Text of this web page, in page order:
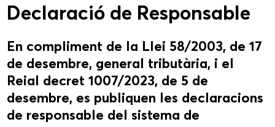
Declaració de Responsable
En compliment de la Llei 58/2003, de 17
de desembre, general tributària, i el
Reial decret 1007/2023, de 5 de
desembre, es publiquen les declaracions
de responsable del sistema de